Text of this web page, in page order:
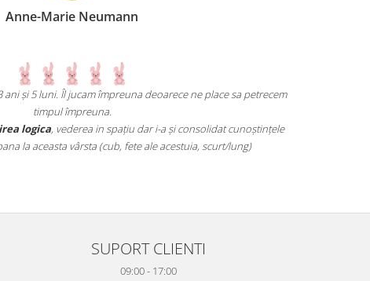
Anne-Marie Neumann
și 5 luni. Îl jucam împreuna deoarece ne place sa petrecem
timpul împreuna.
logica, vederea in spațiu dar i-a și consolidat cunoștințele
la aceasta vârsta (cub, fete ale acestuia, scurt/lung)
SUPORT CLIENTI
09:00 - 17:00